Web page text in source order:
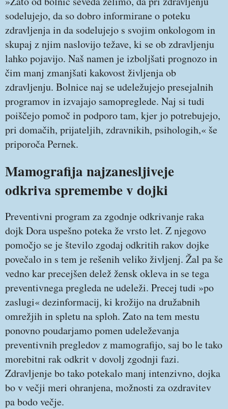
sodelujejo, da so dobro informirane o poteku
zdravljenja in da sodelujejo s svojim onkologom in
skupaj z njim naslovijo težave, ki se ob zdravljenju
lahko pojavijo. Naš namen je izboljšati prognozo in
čim manj zmanjšati kakovost življenja ob
zdravljenju. Bolnice naj se udeležujejo presejalnih
programov in izvajajo samopreglede. Naj si tudi
poiščejo pomoč in podporo tam, kjer jo potrebujejo,
pri domačih, prijateljih, zdravnikih, psihologih,« še
priporoča Pernek.
Mamografija najzanesljiveje
odkriva spremembe v dojki
Preventivni program za zgodnje odkrivanje raka
dojk Dora uspešno poteka že vrsto let. Z njegovo
pomočjo se je število zgodaj odkritih rakov dojke
povečalo in s tem je rešenih veliko življenj. Žal pa še
vedno kar precejšen delež žensk okleva in se tega
preventivnega pregleda ne udeleži. Precej tudi »po
zaslugi« dezinformacij, ki krožijo na družabnih
omrežjih in spletu na sploh. Zato na tem mestu
ponovno poudarjamo pomen udeleževanja
preventivnih pregledov z mamografijo, saj bo le tako
morebitni rak odkrit v dovolj zgodnji fazi.
Zdravljenje bo tako potekalo manj intenzivno, dojka
bo v večji meri ohranjena, možnosti za ozdravitev
pa bodo večje.